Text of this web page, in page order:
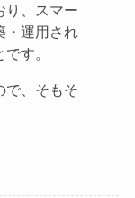
り、スマー
・運用され
す。
で、そもそ